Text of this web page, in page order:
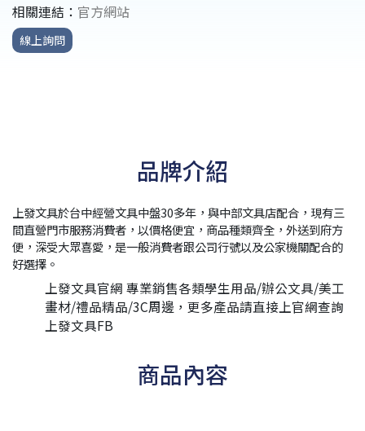
相關連結： 官方網站
線上詢問
品牌介紹
上發文具於台中經營文具中盤30多年，與中部文具店配合，現有三
間直營門市服務消費者，以價格便宜，商品種類齊全，外送到府方
便，深受大眾喜愛，是一般消費者跟公司行號以及公家機關配合的
好選擇。
上發文具官網 專業銷售各類學生用品/辦公文具/美工
畫材/禮品精品/3C周邊，更多產品請直接上官網查詢
上發文具FB
商品內容